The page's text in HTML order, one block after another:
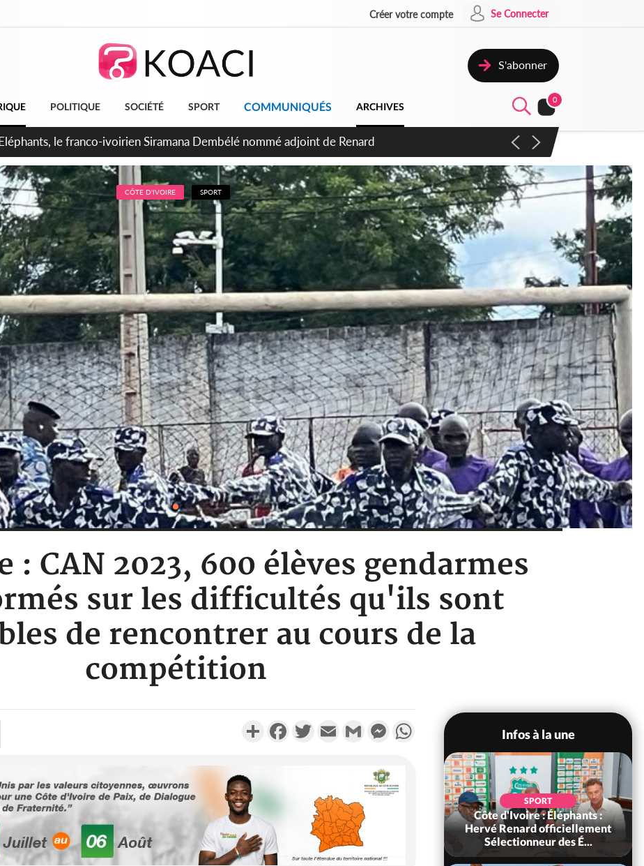
Créer votre compte Se Connecter
S'abonner
POLITIQUE SOCIÉTÉ SPORT COMMUNIQUÉS ARCHIVES
0
séparatistes neutralisés, le Mindef dément les rumeurs d'exactions des civils
CÔTE D'IVOIRE SPORT
: CAN 2023, 600 élèves gendarmes
sur les difficultés qu'ils sont
de rencontrer au cours de la
compétition
PartagerFacebookTwitterEmail Gmail MessengerWhatsApp
Infos à la une
POLITIQUE
Côte d'Ivoire : Violences
tragiques à Kossandji (Mé)
ayant fait 03 morts, A...
SPORT
Côte d'Ivoire : Éléphants :
Hervé Renard officiellement
Sélectionneur des É...